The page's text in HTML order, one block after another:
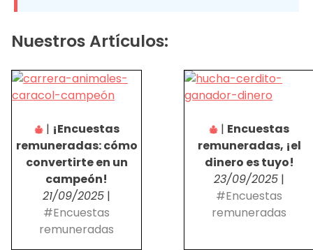
Nuestros Artículos:
| ¡Encuestas
remuneradas: cómo
convertirte en un
campeón!
21/09/2025 |
#Encuestas
remuneradas
| Encuestas
remuneradas, ¡el
dinero es tuyo!
23/09/2025 |
#Encuestas
remuneradas